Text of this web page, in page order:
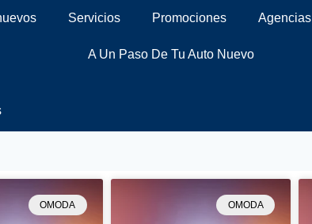
Servicios Promociones Agencias
A Un Paso De Tu Auto Nuevo
OMODA OMODA